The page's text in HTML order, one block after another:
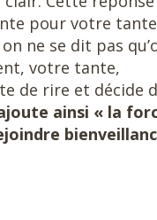
pour votre
ne se dit pas
votre tante,
de rire et décide
ainsi « la